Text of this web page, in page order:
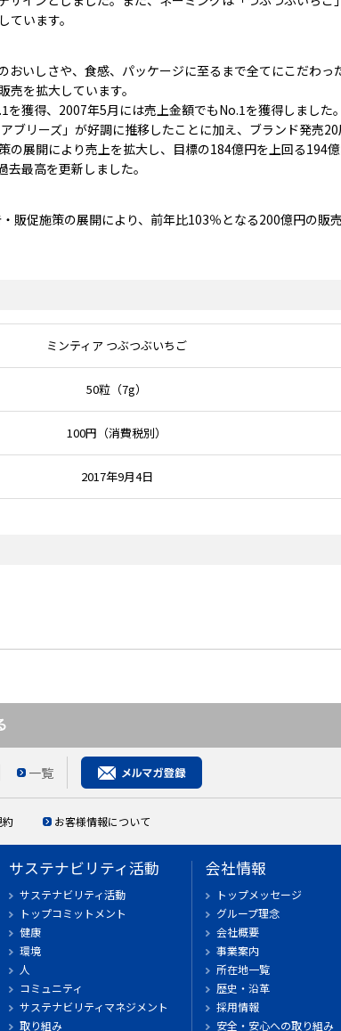
います。
いしさや、食感、パッケージに至るまで全てにこだわっ
を拡大しています。
獲得、2007年5月には売上金額でもNo.1を獲得しました
ブリーズ」が好調に推移したことに加え、ブランド発売20
の展開により売上を拡大し、目標の184億円を上回る194
去最高を更新しました。
販促施策の展開により、前年比103％となる200億円の販
ミンティア つぶつぶいちご
50粒（7g）
100円（消費税別）
2017年9月4日
一覧
約 お客様情報について
サステナビリティ活動
サステナビリティ活動
トップコミットメント
健康
環境
人
コミュニティ
サステナビリティマネジメント
取り組み
会社情報
トップメッセージ
グループ理念
会社概要
事業案内
所在地一覧
歴史・沿革
採用情報
安全・安心への取り組み